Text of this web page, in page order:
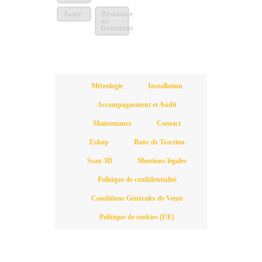
Twine
Résistance
au
frottement
Métrologie Installation
Accompagnement et Audit
Maintenance Contact
Eshop Banc de Traction
Scan 3D Mentions légales
Politique de confidentialité
Conditions Générales de Vente
Politique de cookies (UE)